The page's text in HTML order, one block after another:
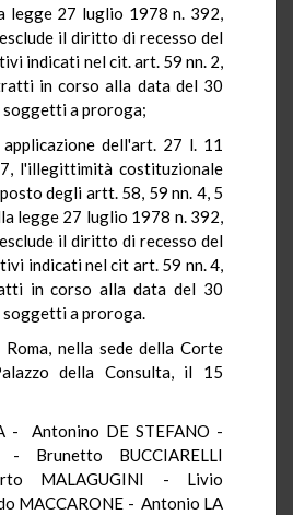
legge 27 luglio 1978 n. 392,
il diritto di recesso del
indicati nel cit. art. 59 nn. 2,
in corso alla data del 30
a proroga;
dell'art. 27 l. 11
l'illegittimità costituzionale
degli artt. 58, 59 nn. 4, 5
legge 27 luglio 1978 n. 392,
il diritto di recesso del
indicati nel cit art. 59 nn. 4,
in corso alla data del 30
a proroga.
nella sede della Corte
della Consulta, il 15
- Antonino DE STEFANO -
- Brunetto BUCCIARELLI
MALAGUGINI - Livio
MACCARONE - Antonio LA